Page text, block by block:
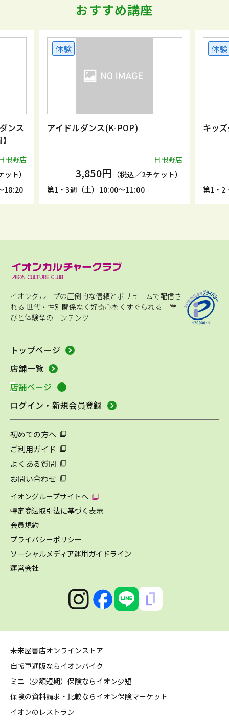
おすすめ講座
ンス
根野店
ト）
18:20
体験
アイドルダンス(K-POP)
日根野店
3,850円 （税込／2チケット）
第1・3週（土）10:00～11:00
体験
キッ
第1・2
イオングループの圧倒的な信頼とボリュームで配信さ
れる 世代・性別関係なく好奇心をくすぐられる「学
びと体験型のコンテンツ」
トップページ
店舗一覧
店舗ページ
ログイン・新規会員登録
初めての方へ
ご利用ガイド
よくある質問
お問い合わせ
イオングループサイトへ
特定商法取引法に基づく表示
会員規約
プライバシーポリシー
ソーシャルメディア運用ガイドライン
運営会社
未来屋書店オンラインストア
自転車通販ならイオンバイク
ミニ（少額短期）保険ならイオン少短
保険の資料請求・比較ならイオン保険マーケット
イオンのレストラン